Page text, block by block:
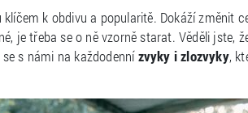
klíčem k obdivu a popularitě. Dokáží změnit
je třeba se o ně vzorně starat. Věděli jste,
s námi na každodennízvyky i zlozvyky,